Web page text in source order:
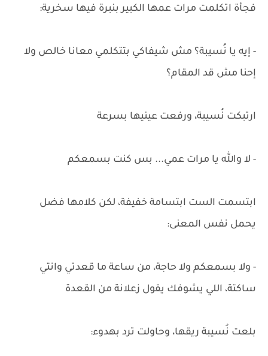
فجأة اتكلمت مرات عمها الكبير بنبرة فيها سخرية:
- إيه يا نُسيبة؟ مش شيفاكي بتتكلمي معانا خالص ولا
إحنا مش قد المقام؟
ارتبكت نُسيبة، ورفعت عينيها بسرعة
- لا والله يا مرات عمي... بس كنت بسمعكم
ابتسمت الست ابتسامة خفيفة، لكن كلامها فضل
يحمل نفس المعنى:
- ولا بسمعكم ولا حاجة، من ساعة ما قعدتي وانتي
ساكتة، اللي يشوفك يقول زعلانة من القعدة
بلعت نُسيبة ريقها، وحاولت ترد بهدوء: